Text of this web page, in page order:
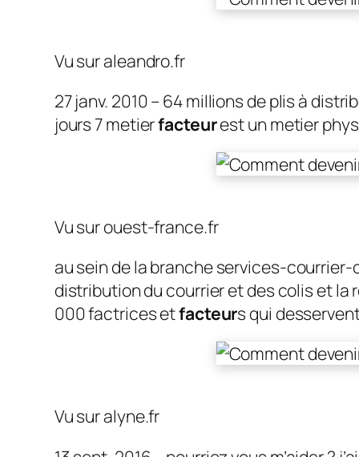
Vu sur aleandro.fr
27 janv. 2010 – 64 millions de plis à
jours 7 metierfacteurest un metier
Vu sur ouest-france.fr
au sein de la branche services-courrier-
distribution du courrier et des colis et la
000 factrices etfacteurs qui
Vu sur alyne.fr